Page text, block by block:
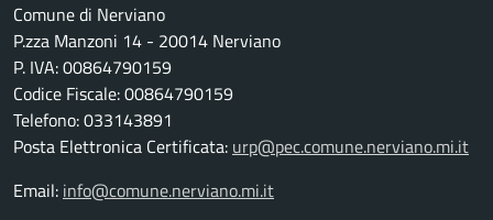
Comune di Nerviano
P.zza Manzoni 14 - 20014 Nerviano
P. IVA: 00864790159
Codice Fiscale: 00864790159
Telefono: 033143891
Posta Elettronica Certificata: urp@pec.comune.nerviano.mi.it
Email: info@comune.nerviano.mi.it